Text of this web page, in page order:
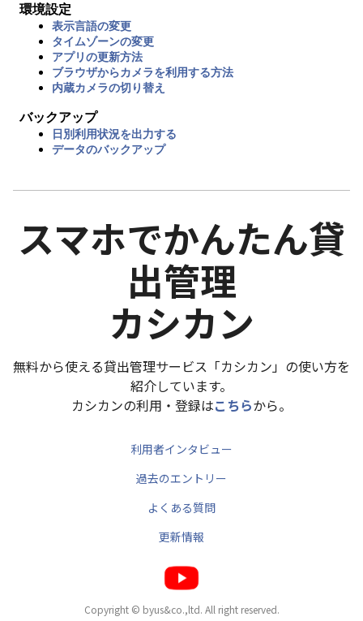
環境設定
表示言語の変更
タイムゾーンの変更
アプリの更新方法
ブラウザからカメラを利用する方法
内蔵カメラの切り替え
バックアップ
日別利用状況を出力する
データのバックアップ
スマホでかんたん貸
出管理
カシカン
無料から使える貸出管理サービス「カシカン」の使い方を
紹介しています。
カシカンの利用・登録はこちらから。
利用者インタビュー
過去のエントリー
よくある質問
更新情報
Copyright © byus&co.,ltd. All right reserved.